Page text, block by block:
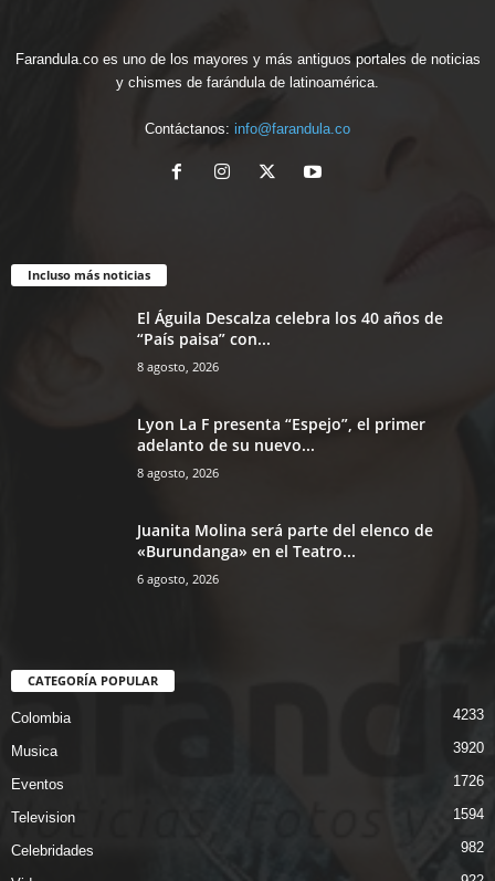
Farandula.co es uno de los mayores y más antiguos portales de noticias
y chismes de farándula de latinoamérica.
Contáctanos: info@farandula.co
Incluso más noticias
El Águila Descalza celebra los 40 años de
“País paisa” con...
8 agosto, 2026
Lyon La F presenta “Espejo”, el primer
adelanto de su nuevo...
8 agosto, 2026
Juanita Molina será parte del elenco de
«Burundanga» en el Teatro...
6 agosto, 2026
CATEGORÍA POPULAR
Colombia 4233
Musica 3920
Eventos 1726
Television 1594
Celebridades 982